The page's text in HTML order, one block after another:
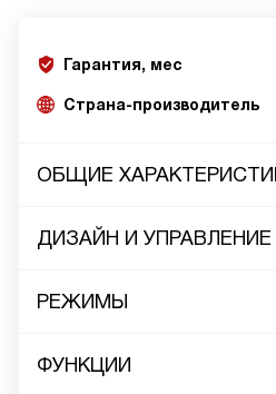
Гарантия, мес
Страна-производитель
ОБЩИЕ
ДИЗАЙН И УПРАВЛЕНИЕ
РЕЖИМЫ
ФУНКЦИИ